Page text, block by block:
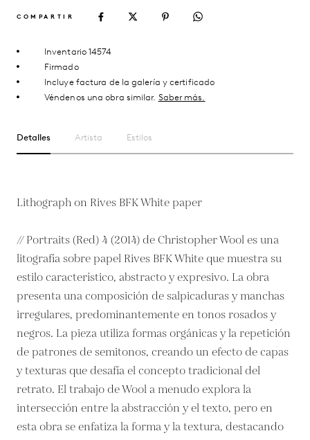
COMPARTIR
Inventario 14574
Firmado
Incluye factura de la galería y certificado
Véndenos una obra similar. Saber más.
Detalles Artista Estilos
Lithograph on Rives BFK White paper
// Portraits (Red) 4 (2014) de Christopher Wool es una
litografía sobre papel Rives BFK White que muestra su
estilo característico, abstracto y expresivo. La obra
presenta una composición de salpicaduras y manchas
irregulares, predominantemente en tonos rosados y
negros. La pieza utiliza formas orgánicas y la repetición
de patrones de semitonos, creando un efecto de capas
y texturas que desafía el concepto tradicional del
retrato. El trabajo de Wool a menudo explora la
intersección entre la abstracción y el texto, pero en
esta obra se enfatiza la forma y la textura, destacando